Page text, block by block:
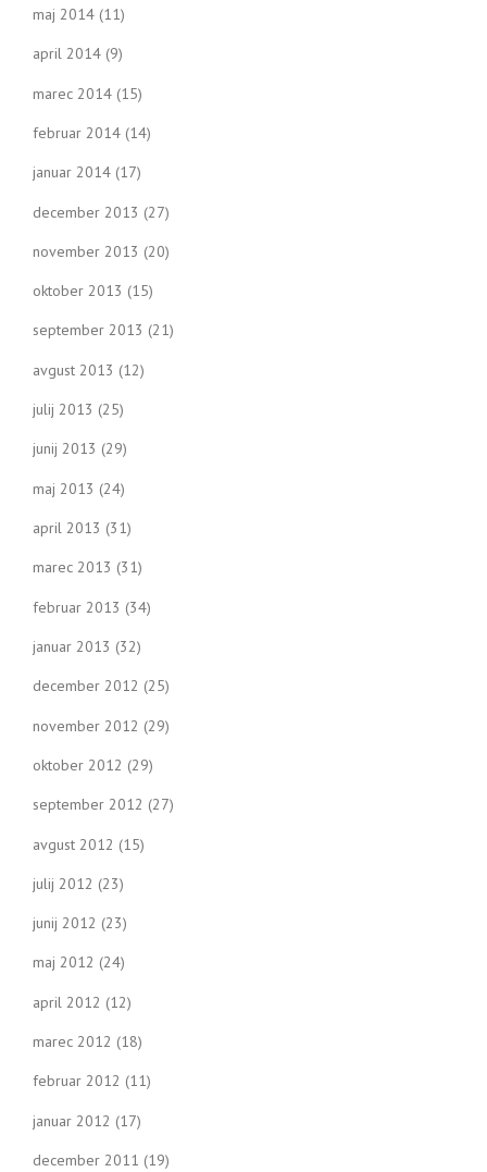
maj 2014 (11)
april 2014 (9)
marec 2014 (15)
februar 2014 (14)
januar 2014 (17)
december 2013 (27)
november 2013 (20)
oktober 2013 (15)
september 2013 (21)
avgust 2013 (12)
julij 2013 (25)
junij 2013 (29)
maj 2013 (24)
april 2013 (31)
marec 2013 (31)
februar 2013 (34)
januar 2013 (32)
december 2012 (25)
november 2012 (29)
oktober 2012 (29)
september 2012 (27)
avgust 2012 (15)
julij 2012 (23)
junij 2012 (23)
maj 2012 (24)
april 2012 (12)
marec 2012 (18)
februar 2012 (11)
januar 2012 (17)
december 2011 (19)